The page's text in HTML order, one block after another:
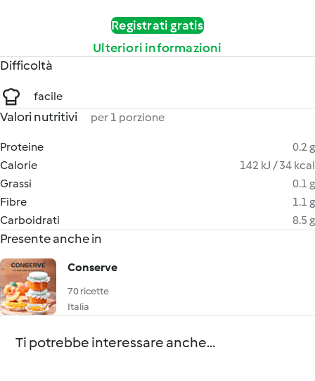
Registrati gratis
Ulteriori informazioni
Difficoltà
facile
Valori nutritivi per 1 porzione
Proteine
0.2 g
Calorie
142 kJ / 34 kcal
Grassi
0.1 g
Fibre
1.1 g
Carboidrati
8.5 g
Presente anche in
Conserve
70 ricette
Italia
Ti potrebbe interessare anche...